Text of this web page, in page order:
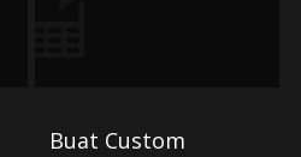
Buat Custom